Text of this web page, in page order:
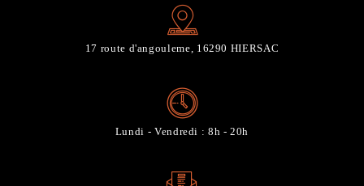
17 route d'angouleme, 16290 HIERSAC
Lundi - Vendredi : 8h - 20h